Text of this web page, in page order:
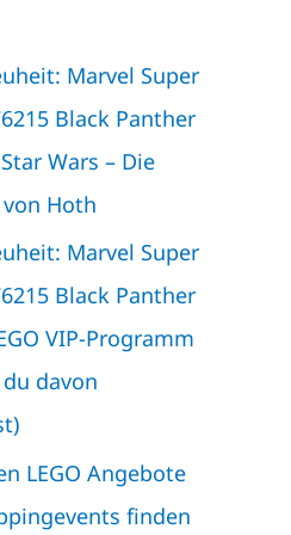
Marvel Super
Black Panther
Wars – Die
Hoth
Marvel Super
Black Panther
VIP-Programm
davon
LEGO Angebote
finden